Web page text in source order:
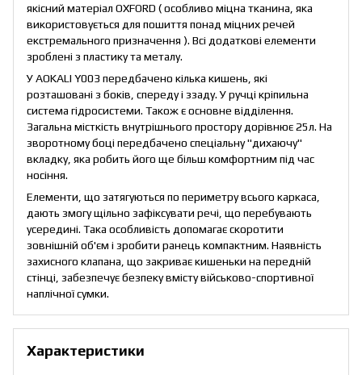
якісний матеріал OXFORD ( особливо міцна тканина, яка
використовується для пошиття понад міцних речей
екстремального призначення ). Всі додаткові елементи
зроблені з пластику та металу.
У AOKALI Y003 передбачено кілька кишень, які
розташовані з боків, спереду і ззаду. У ручці кріпильна
система гідросистеми. Також є основне відділення.
Загальна місткість внутрішнього простору дорівнює 25л. На
зворотному боці передбачено спеціальну "дихаючу"
вкладку, яка робить його ще більш комфортним під час
носіння.
Елементи, що затягуються по периметру всього каркаса,
дають змогу щільно зафіксувати речі, що перебувають
усередині. Така особливість допомагає скоротити
зовнішній об'єм і зробити ранець компактним. Наявність
захисного клапана, що закриває кишеньки на передній
стінці, забезпечує безпеку вмісту військово-спортивної
наплічної сумки.
Характеристики